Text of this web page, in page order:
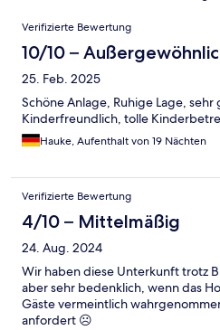
Bewertungen
Verifizierte Bewertung
10/10 –
25. Feb. 2025
Schöne Anlage, Ruhige Lage,
Kinderfreundlich, tolle
Hauke, Aufenthalt von 19 Nächten
Verifizierte Bewertung
4/10 – Mittelmäßig
24. Aug. 2024
Wir haben diese Unterkunft trotz
aber sehr bedenklich, wenn das
Gäste vermeintlich
anfordert ☹️